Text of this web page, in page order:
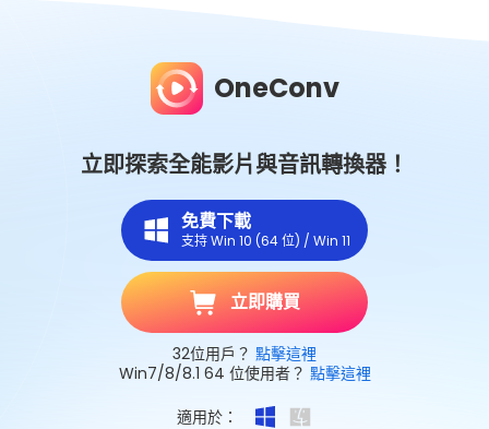
OneConv
立即探索全能影片與音訊轉換器！
免費下載
支持 Win 10 (64 位) / Win 11
立即購買
32位用戶？ 點擊這裡
Win7/8/8.1 64 位使用者？ 點擊這裡
適用於：